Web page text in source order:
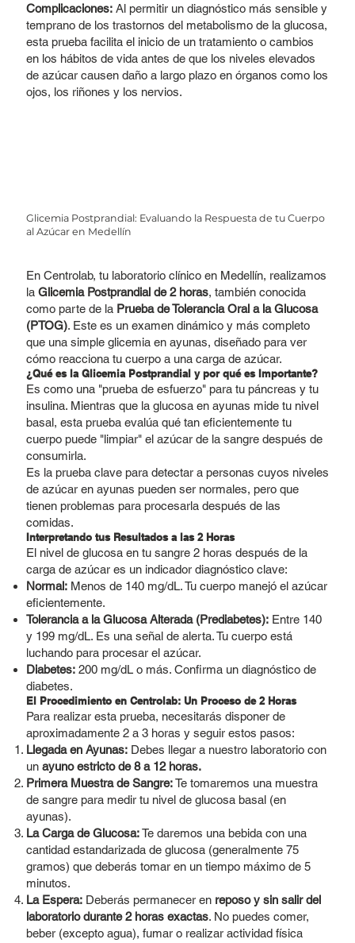
Complicaciones:Al permitir un diagnóstico más sensible y
temprano de los trastornos del metabolismo de la glucosa,
esta prueba facilita el inicio de un tratamiento o cambios
en los hábitos de vida antes de que los niveles elevados
de azúcar causen daño a largo plazo en órganos como los
ojos, los riñones y los nervios.
Glicemia Postprandial: Evaluando la Respuesta de tu Cuerpo
al Azúcar en Medellín
En Centrolab, tu laboratorio clínico en Medellín, realizamos
la Glicemia Postprandial de 2 horas, también conocida
como parte de la Prueba de Tolerancia Oral a la Glucosa
(PTOG). Este es un examen dinámico y más completo
que una simple glicemia en ayunas, diseñado para ver
cómo reacciona tu cuerpo a una carga de azúcar.
¿Qué es la Glicemia Postprandial y por qué es Importante?
Es como una "prueba de esfuerzo" para tu páncreas y tu
insulina. Mientras que la glucosa en ayunas mide tu nivel
basal, esta prueba evalúa qué tan eficientemente tu
cuerpo puede "limpiar" el azúcar de la sangre después de
consumirla.
Es la prueba clave para detectar a personas cuyos niveles
de azúcar en ayunas pueden ser normales, pero que
tienen problemas para procesarla después de las
comidas.
Interpretando tus Resultados a las 2 Horas
El nivel de glucosa en tu sangre 2 horas después de la
carga de azúcar es un indicador diagnóstico clave:
Normal:Menos de 140 mg/dL. Tu cuerpo manejó el azúcar
eficientemente.
Tolerancia a la Glucosa Alterada (Prediabetes):Entre 140
y 199 mg/dL. Es una señal de alerta. Tu cuerpo está
luchando para procesar el azúcar.
Diabetes:200 mg/dL o más. Confirma un diagnóstico de
diabetes.
El Procedimiento en Centrolab: Un Proceso de 2 Horas
Para realizar esta prueba, necesitarás disponer de
aproximadamente 2 a 3 horas y seguir estos pasos:
Llegada en Ayunas:Debes llegar a nuestro laboratorio con
un ayuno estricto de 8 a 12 horas.
Primera Muestra de Sangre:Te tomaremos una muestra
de sangre para medir tu nivel de glucosa basal (en
ayunas).
La Carga de Glucosa:Te daremos una bebida con una
cantidad estandarizada de glucosa (generalmente 75
gramos) que deberás tomar en un tiempo máximo de 5
minutos.
La Espera:Deberás permanecer en reposo y sin salir del
laboratorio durante 2 horas exactas. No puedes comer,
beber (excepto agua), fumar o realizar actividad física